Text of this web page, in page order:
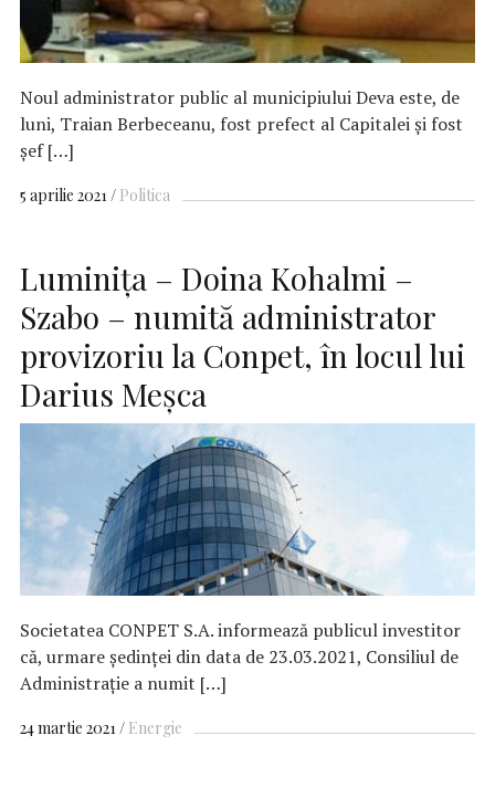
Noul administrator public al municipiului Deva este, de
luni, Traian Berbeceanu, fost prefect al Capitalei şi fost
şef […]
5 aprilie 2021 Politica
Luminița – Doina Kohalmi –
Szabo – numită administrator
provizoriu la Conpet, în locul lui
Darius Meşca
Societatea CONPET S.A. informează publicul investitor
că, urmare ședinței din data de 23.03.2021, Consiliul de
Administrație a numit […]
24 martie 2021 Energie